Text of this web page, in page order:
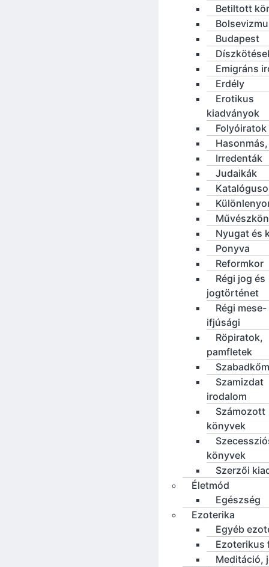
Betiltott
Budapest
Emigráns
Erdély
Erotikus
kiadványok
Folyóiratok
Irredenták
Judaikák
Nyugat és
Ponyva
Reformkor
Régi jog és
jogtörténet
Régi mese-
ifjúsági
Röpiratok,
pamfletek
Szamizdat
irodalom
Számozott
könyvek
könyvek
Szerzői
Életmód
Egészség
Ezoterika
Egyéb
Ezoterikus
Meditáció,